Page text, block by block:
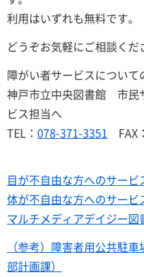
利用はいずれも無料です。
どうぞお気軽にご相談くだ
障がい者サービスについて
神戸市立中央図書館 市
ビス担当へ
TEL： 078-371-3351 FAX：
目が不自由な方へのサービ
体が不自由な方へのサービ
マルチメディアデイジー図
（参考）障害者用公共駐
部計画課）